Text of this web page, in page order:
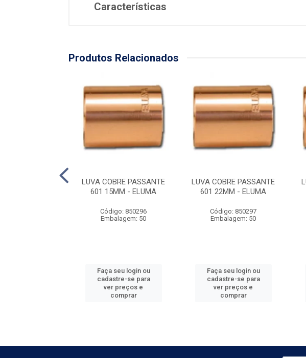
Características
Produtos Relacionados
LUVA COBRE PASSANTE
601 15MM - ELUMA
Código: 850296
Embalagem: 50
Faça seu login ou
cadastre-se para
ver preços e
comprar
LUVA COBRE PASSANTE
601 22MM - ELUMA
Código: 850297
Embalagem: 50
Faça seu login ou
cadastre-se para
ver preços e
comprar